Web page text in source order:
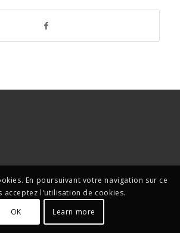
En poursuivant votre navigation sur ce
acceptez l'utilisation de cookies.
OK
Learn more